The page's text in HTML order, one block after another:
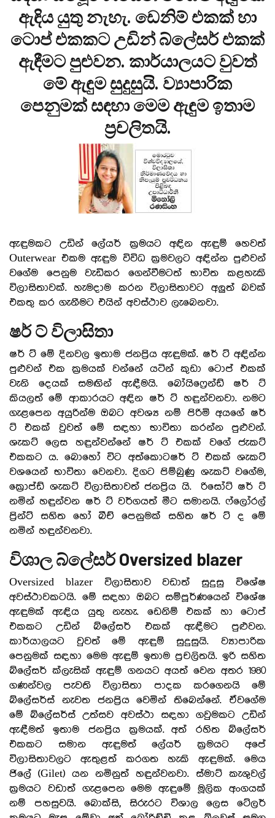
ඇඳිය යුතු නැහැ. ඩෙනිම් එකක් හා
ටොප් එකකට උඩින් බ්ලේසර් එකක්
ඇඳීමට පුළුවන. කාර්යාලයට වුවත්
මේ ඇඳුම සුදුසුයි. ව්‍යාපාරික
පෙනුමක් සඳහා මෙම ඇඳුම ඉතාම
ප්‍රචලිතයි.
ඇඳුමකට උඩින් ලේයර් ක්‍රමයට අඳින ඇඳුම් හෙවත්
Outerwear එකම ඇඳුම විවිධ ක්‍රමවලට අඳින්න පුළුවන්
වගේම පෙනුම වැඩිකර ගෙන්වීමටත් භාවිත කළහැකි
විලාසිතාවක්. හැමදාම කරන විලාසිතාවට අලුත් බවක්
එකතු කර ගැනීමට එයින් අවස්ථාව ලැබෙනවා.
ෂර් ට් විලාසිතා
ෂර් ට් මේ දිනවල ඉතාම ජනප්‍රිය ඇඳුමක්. ෂර් ට් අඳින්න
පුළුවන් එක ක්‍රමයක් වන්නේ යටින් කුඩා ටොප් එකක්
වැනි දෙයක් සමඟින් ඇඳීමයි. බෝයිෆ්‍රෙන්ඩ් ෂර් ට්
කියලත් මේ ආකාරයට අඳින ෂර් ට් හඳුන්වනවා. නමට
ගැළපෙන අයුරින්ම ඔබට අවශ්‍ය නම් පිරිමි අයගේ ෂර්
ට් එකක් වුවත් මේ සඳහා භාවිතා කරන්න පුළුවන්.
ශැකට් ලෙස හඳුන්වන්නේ ෂර් ට් එකක් වගේ ජැකට්
එකකට ය. බොහෝ විට අත්කොටෂර් ට් එකක් ශැකට්
වශයෙන් භාවිතා වෙනවා. දිගට පිම්බුණු ශැකට් වගේම,
ක්‍රොප්ඩ් ශැකට් විලාසිතාවත් ජනප්‍රිය යි. රිසෝට් ෂර් ට්
නමින් හඳුන්වන ෂර් ට් වර්ගයත් මීට සමානයි. ෆ්ලෝරල්
ප්‍රින්ට් සහිත හෝ බීච් පෙනුමක් සහිත ෂර් ට් ද මේ
නමින් හඳුන්වනවා.
විශාල බ්ලේසර් Oversized blazer
Oversized blazer විලාසිතාව වඩාත් සුදුසු විශේෂ
අවස්ථාවකටයි. මේ සඳහා ඔබට සම්පූර්ණයෙන් විශේෂ
ඇඳුමක් ඇඳිය යුතු නැහැ. ඩෙනිම් එකක් හා ටොප්
එකකට උඩින් බ්ලේසර් එකක් ඇඳීමට පුළුවන.
කාර්යාලයට වුවත් මේ ඇඳුම් සුදුසුයි. ව්‍යාපාරික
පෙනුමක් සඳහා මෙම ඇඳුම් ඉතාම ප්‍රචලිතයි. ඉරි සහිත
බ්ලේසර් ක්ලැසික් ඇඳුම් ගනයට අයත් වෙන අතර 1980
ගණන්වල පැවති විලාසිතා පාදක කරගෙනයි මේ
බ්ලේසර්ස් නැවත ජනප්‍රිය වෙමින් තිබෙන්නේ. ඒවගේම
මේ බ්ලේසර්ස් උත්සව අවස්ථා සඳහා ගවුමකට උඩින්
ඇඳීමත් ඉතාම ජනප්‍රිය ක්‍රමයක්. අත් රහිත බ්ලේසර්
එකකට සමාන ඇඳුමත් ලේයර් ක්‍රමයට අපේ
විලාසිතාවලට ඇතුළත් කරගත හැකි ඇඳුමක්. මෙය
ජිලේ (Gilet) යන නමිනුත් හඳුන්වනවා. ස්මාට් කැශුවල්
ක්‍රමයට වඩාත් ගැළපෙන මෙම ඇඳුමේ මූලික අංගයක්
නම් පහසුවයි. බොක්සි, සිරුරට විශාල ලෙස ටේලර්